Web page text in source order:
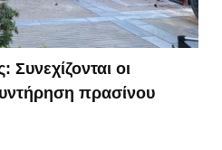
οι
πρασίνου